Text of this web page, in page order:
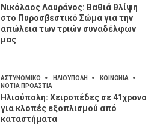
Νικόλαος Λαυράνος: Βαθιά θλίψη
στο Πυροσβεστικό Σώμα για την
απώλεια των τριών συναδέλφων
μας
ΑΣΤΥΝΟΜΙΚΟ ΗΛΙΟΥΠΟΛΗ
ΚΟΙΝΩΝΙΑ
ΝΟΤΙΑ ΠΡΟΑΣΤΙΑ
Ηλιούπολη: Χειροπέδες σε 41χρονο
για κλοπές εξοπλισμού από
καταστήματα